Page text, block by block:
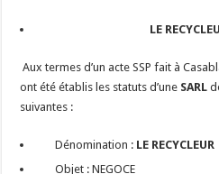
LE
Aux termes d’un acte SSP fait à
ont été établis les statuts d’une SARL
suivantes :
Dénomination : LE
Objet : NEGOCE